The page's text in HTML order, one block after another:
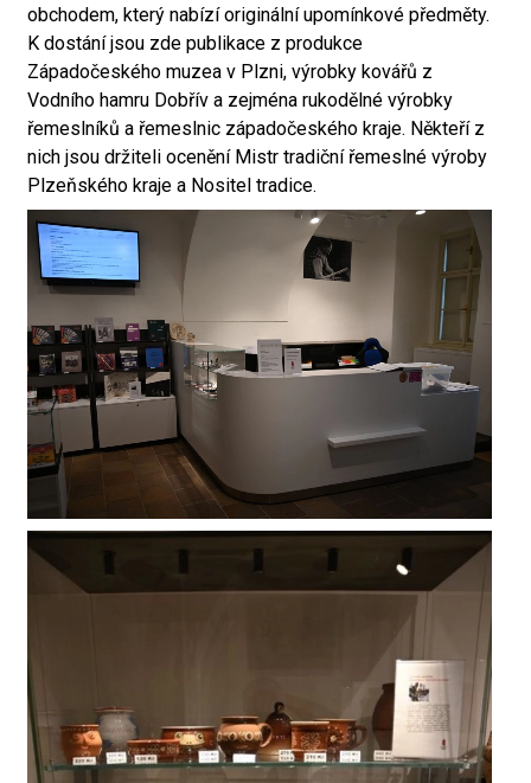
obchodem, který nabízí originální upomínkové předměty.
K dostání jsou zde publikace z produkce
Západočeského muzea v Plzni, výrobky kovářů z
Vodního hamru Dobřív a zejména rukodělné výrobky
řemeslníků a řemeslnic západočeského kraje. Někteří z
nich jsou držiteli ocenění Mistr tradiční řemeslné výroby
Plzeňského kraje a Nositel tradice.